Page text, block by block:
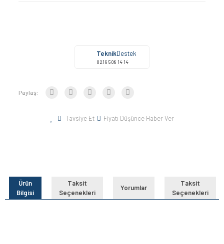
TeknikDestek
0216 508 14 14
Paylaş:
Tavsiye Et Fiyatı Düşünce Haber Ver
Ürün
Bilgisi
Taksit
Seçenekleri
Yorumlar
Taksit
Seçenekleri